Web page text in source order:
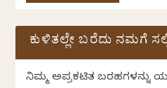
ಕುಳಿತಲ್ಲೇ ಬರೆದು ನಮಗೆ
ನಿಮ್ಮ ಅಪ್ರಕಟಿತ ಬರಹಗಳನ್ನು